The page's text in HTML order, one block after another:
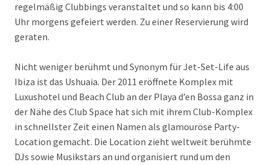
regelmäßig Clubbings veranstaltet und so kann bis 4:00
Uhr morgens gefeiert werden. Zu einer Reservierung wird
geraten.
Nicht weniger berühmt und Synonym für Jet-Set-Life aus
Ibiza ist das Ushuaia. Der 2011 eröffnete Komplex mit
Luxushotel und Beach Club an der Playa d’en Bossa ganz in
der Nähe des Club Space hat sich mit ihrem Club-Komplex
in schnellster Zeit einen Namen als glamouröse Party-
Location gemacht. Die Location zieht weltweit berühmte
DJs sowie Musikstars an und organisiert rund um den